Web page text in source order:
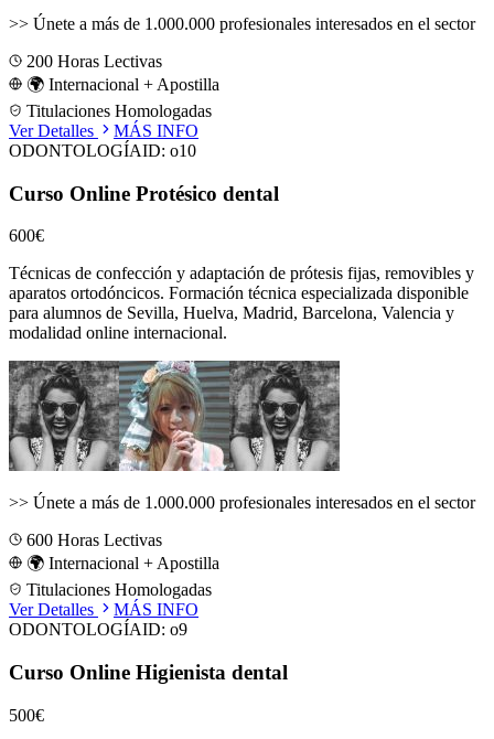
>> Únete a más de 1.000.000 profesionales interesados en el sector
200 Horas Lectivas
🌍 Internacional + Apostilla
Titulaciones Homologadas
Ver Detalles
MÁS INFO
ODONTOLOGÍAID: o10
Curso Online Protésico dental
600€
Técnicas de confección y adaptación de prótesis fijas, removibles y
aparatos ortodóncicos. Formación técnica especializada disponible
para alumnos de Sevilla, Huelva, Madrid, Barcelona, Valencia y
modalidad online internacional.
>> Únete a más de 1.000.000 profesionales interesados en el sector
600 Horas Lectivas
🌍 Internacional + Apostilla
Titulaciones Homologadas
Ver Detalles
MÁS INFO
ODONTOLOGÍAID: o9
Curso Online Higienista dental
500€